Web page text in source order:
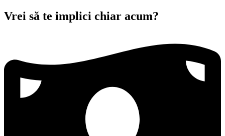
Vrei să te implici chiar acum?